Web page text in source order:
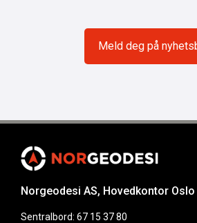
Norgeodesi AS, Hovedkontor Oslo
Sentralbord: 67 15 37 80